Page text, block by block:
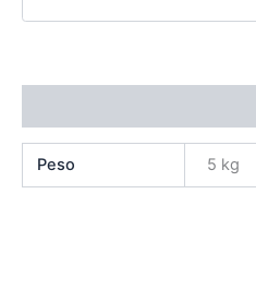
Peso 5 kg